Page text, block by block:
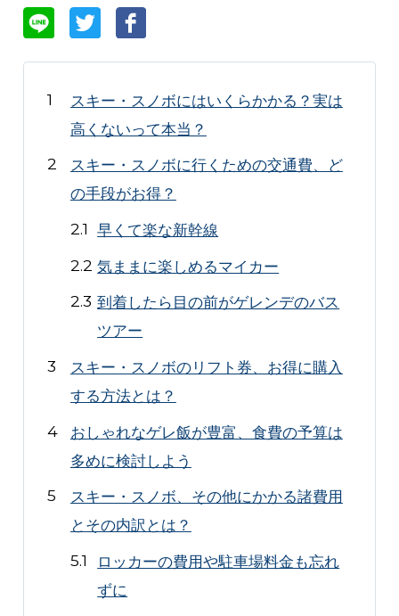
スキー・スノボにはいくらかかる？実は
高くないって本当？
スキー・スノボに行くための交通費、ど
の手段がお得？
早くて楽な新幹線
気ままに楽しめるマイカー
到着したら目の前がゲレンデのバス
ツアー
スキー・スノボのリフト券、お得に購入
する方法とは？
おしゃれなゲレ飯が豊富、食費の予算は
多めに検討しよう
スキー・スノボ、その他にかかる諸費用
とその内訳とは？
ロッカーの費用や駐車場料金も忘れ
ずに